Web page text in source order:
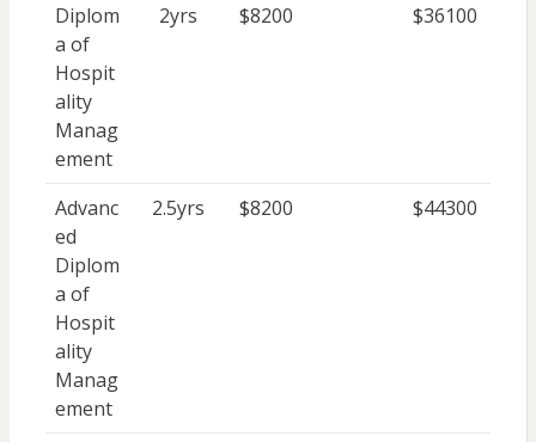
Diplom
a of
Hospit
ality
Manag
ement
2yrs $8200 $36100
Advanc
ed
Diplom
a of
Hospit
ality
Manag
ement
2.5yrs $8200 $44300